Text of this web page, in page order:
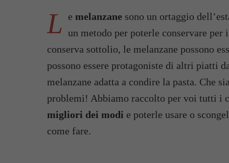
L e melanzane sono un ortaggio
un metodo per poterle conservare
conserva sottolio, le melanzane possono
possono essere protagoniste di altri piatti
melanzane adatta a condire la pasta. Che
problemi! Abbiamo raccolto per voi tutti i
migliori dei modi e poterle usare o
come fare.